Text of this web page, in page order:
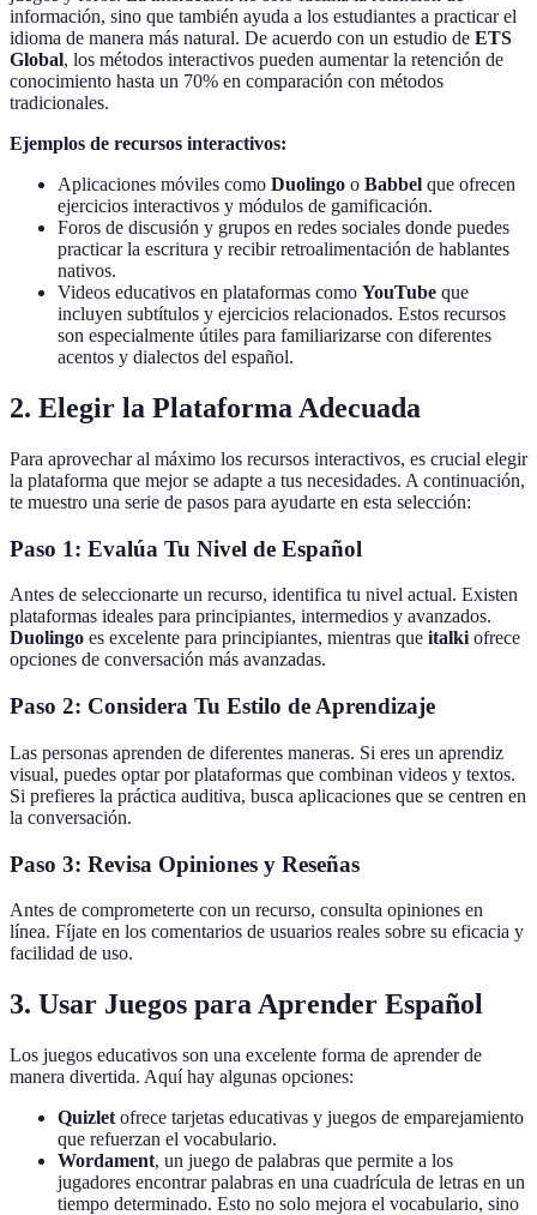
información, sino que también ayuda a los estudiantes a practicar el
idioma de manera más natural. De acuerdo con un estudio de ETS
Global, los métodos interactivos pueden aumentar la retención de
conocimiento hasta un 70% en comparación con métodos
tradicionales.
Ejemplos de recursos interactivos:
Aplicaciones móviles como Duolingo o Babbel que ofrecen
ejercicios interactivos y módulos de gamificación.
Foros de discusión y grupos en redes sociales donde puedes
practicar la escritura y recibir retroalimentación de hablantes
nativos.
Videos educativos en plataformas como YouTube que
incluyen subtítulos y ejercicios relacionados. Estos recursos
son especialmente útiles para familiarizarse con diferentes
acentos y dialectos del español.
2. Elegir la Plataforma Adecuada
Para aprovechar al máximo los recursos interactivos, es crucial elegir
la plataforma que mejor se adapte a tus necesidades. A continuación,
te muestro una serie de pasos para ayudarte en esta selección:
Paso 1: Evalúa Tu Nivel de Español
Antes de seleccionarte un recurso, identifica tu nivel actual. Existen
plataformas ideales para principiantes, intermedios y avanzados.
Duolingo es excelente para principiantes, mientras que italkiofrece
opciones de conversación más avanzadas.
Paso 2: Considera Tu Estilo de Aprendizaje
Las personas aprenden de diferentes maneras. Si eres un aprendiz
visual, puedes optar por plataformas que combinan videos y textos.
Si prefieres la práctica auditiva, busca aplicaciones que se centren en
la conversación.
Paso 3: Revisa Opiniones y Reseñas
Antes de comprometerte con un recurso, consulta opiniones en
línea. Fíjate en los comentarios de usuarios reales sobre su eficacia y
facilidad de uso.
3. Usar Juegos para Aprender Español
Los juegos educativos son una excelente forma de aprender de
manera divertida. Aquí hay algunas opciones:
Quizlet ofrece tarjetas educativas y juegos de emparejamiento
que refuerzan el vocabulario.
Wordament, un juego de palabras que permite a los
jugadores encontrar palabras en una cuadrícula de letras en un
tiempo determinado. Esto no solo mejora el vocabulario, sino